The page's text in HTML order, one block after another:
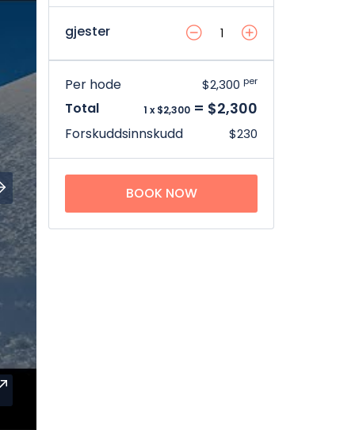
gjester
Per hode $2,300 per
Total 1 x $2,300 = $2,300
Forskuddsinnskudd $230
BOOK NOW